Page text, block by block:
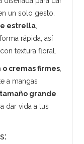
un solo gesto.
estrella
rápida, así
textura floral.
cremas firmes
a mangas
grande
dar vida a tus